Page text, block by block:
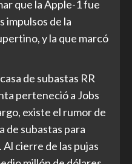
que la Apple-1 fue
impulsos de la
y la que marcó
de subastas RR
perteneció a Jobs
existe el rumor de
de subastas para
cierre de las pujas